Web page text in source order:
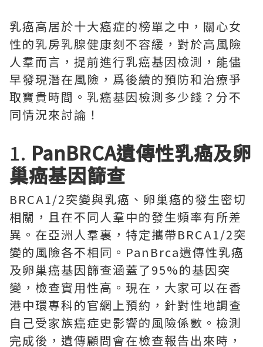
乳癌高居於十大癌症的榜單之中，關心女
性的乳房乳腺健康刻不容緩，對於高風險
人羣而言，提前進行乳癌基因檢測，能儘
早發現潛在風險，爲後續的預防和治療爭
取寶貴時間。乳癌基因檢測多少錢？分不
同情況來討論！
1. PanBRCA遺傳性乳癌及卵
巢癌基因篩查
BRCA1/2突變與乳癌、卵巢癌的發生密切
相關，且在不同人羣中的發生頻率有所差
異。在亞洲人羣裏，特定攜帶BRCA1/2突
變的風險各不相同。PanBrca遺傳性乳癌
及卵巢癌基因篩查涵蓋了95%的基因突
變，檢查實用性高。現在，大家可以在香
港中環專科的官網上預約，針對性地調查
自己受家族癌症史影響的風險係數。檢測
完成後，遺傳顧問會在檢查報告出來時，